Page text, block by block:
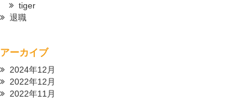
tiger
退職
アーカイブ
2024年12月
2022年12月
2022年11月